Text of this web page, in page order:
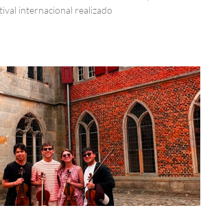
internacional realizado